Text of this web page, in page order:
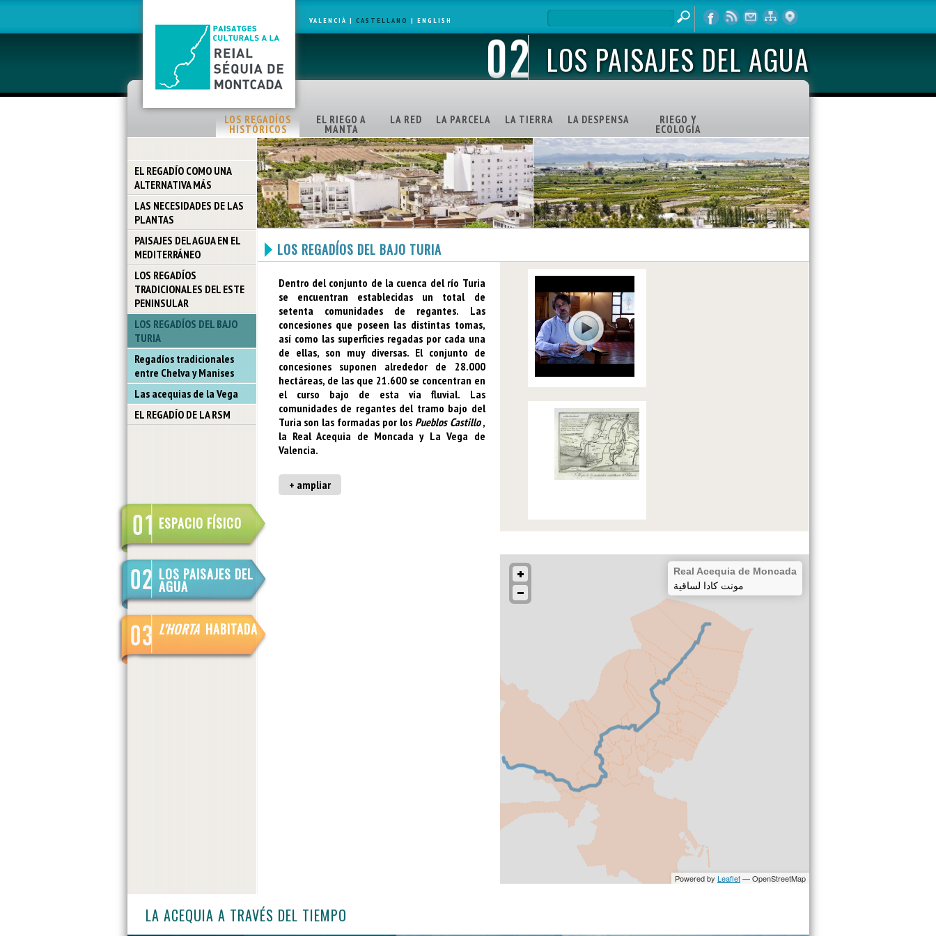
VALENCIÀ | CASTELLANO | ENGLISH
LOS PAISAJES DEL AGUA
LOS REGADÍOS
HISTÓRICOS
EL RIEGO A
MANTA
LA RED LA PARCELA LA TIERRA LA DESPENSA RIEGO Y
ECOLOGÍA
EL REGADÍO COMO UNA
ALTERNATIVA MÁS
LAS NECESIDADES DE LAS
PLANTAS
PAISAJES DEL AGUA EN EL
MEDITERRÁNEO
LOS REGADÍOS
TRADICIONALES DEL ESTE
PENINSULAR
LOS REGADÍOS DEL BAJO
TURIA
Regadíos tradicionales
entre Chelva y Manises
Las acequias de la Vega
EL REGADÍO DE LA RSM
ESPACIO FÍSICO
LOS PAISAJES DEL
AGUA
L'HORTA HABITADA
LOS REGADÍOS DEL BAJO TURIA
Dentro del conjunto de la cuenca del río Turia
se encuentran establecidas un total de
setenta comunidades de regantes. Las
concesiones que poseen las distintas tomas,
así como las superficies regadas por cada una
de ellas, son muy diversas. El conjunto de
concesiones suponen alrededor de 28.000
hectáreas, de las que 21.600 se concentran en
el curso bajo de esta vía fluvial. Las
comunidades de regantes del tramo bajo del
Turia son las formadas por los Pueblos Castillo ,
la Real Acequia de Moncada y La Vega de
Valencia.
+ ampliar
LA ACEQUIA A TRAVÉS DEL TIEMPO